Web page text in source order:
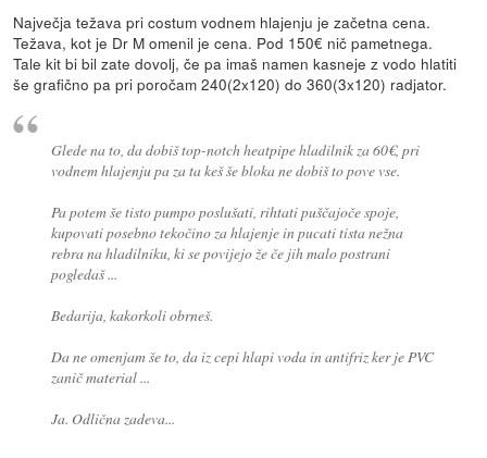
Največja težava pri costum vodnem hlajenju je začetna cena.
Težava, kot je Dr M omenil je cena. Pod 150€ nič pametnega.
Tale kit bi bil zate dovolj, če pa imaš namen kasneje z vodo hlatiti
še grafično pa pri poročam 240(2x120) do 360(3x120) radjator.
Glede na to, da dobiš top-notch heatpipe hladilnik za 60€, pri
vodnem hlajenju pa za ta keš še bloka ne dobiš to pove vse.
Pa potem še tisto pumpo poslušati, rihtati puščajoče spoje,
kupovati posebno tekočino za hlajenje in pucati tista nežna
rebra na hladilniku, ki se povijejo že če jih malo postrani
pogledaš ...
Bedarija, kakorkoli obrneš.
Da ne omenjam še to, da iz cepi hlapi voda in antifriz ker je PVC
zanič material ...
Ja. Odlična zadeva...